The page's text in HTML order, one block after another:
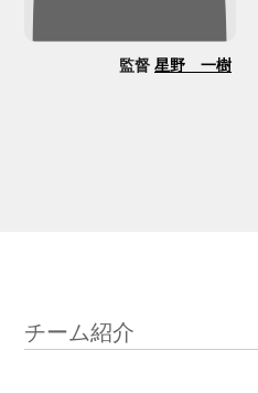
監督 星野 一樹
チーム紹介